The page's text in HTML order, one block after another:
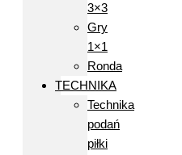
3×3
Gry
1×1
Ronda
TECHNIKA
Technika
podań
piłki